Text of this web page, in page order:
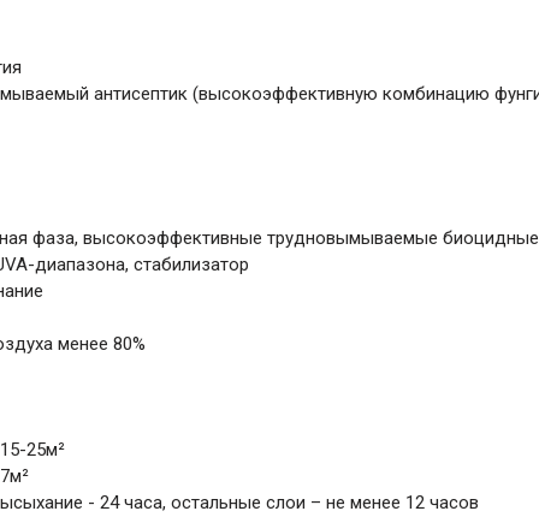
антисептик (высокоэффективную комбинацию
фаза, высокоэффективные трудновымываемые
диапазона, стабилизатор
менее 80%
25м²
- 24 часа, остальные слои – не менее 12 часов